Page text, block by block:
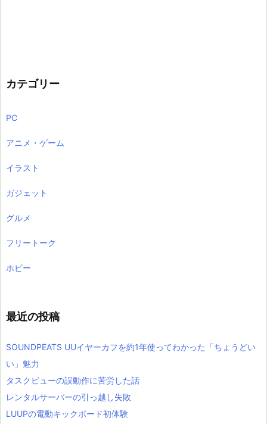
カテゴリー
PC
アニメ・ゲーム
イラスト
ガジェット
グルメ
フリートーク
ホビー
最近の投稿
SOUNDPEATS UUイヤーカフを約1年使ってわかった「ちょうどい
い」魅力
タスクビューの誤動作に苦労した話
レンタルサーバーの引っ越し失敗
LUUPの電動キックボード初体験